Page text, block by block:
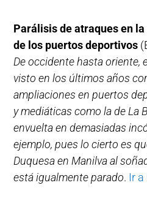
Parálisis de atraques en
de los puertos deportivos
De occidente hasta oriente,
visto en los últimos años
ampliaciones en puertos
y mediáticas como la de La
envuelta en demasiadas
ejemplo, pues lo cierto es
Duquesa en Manilva al
está igualmente parado. Ir a